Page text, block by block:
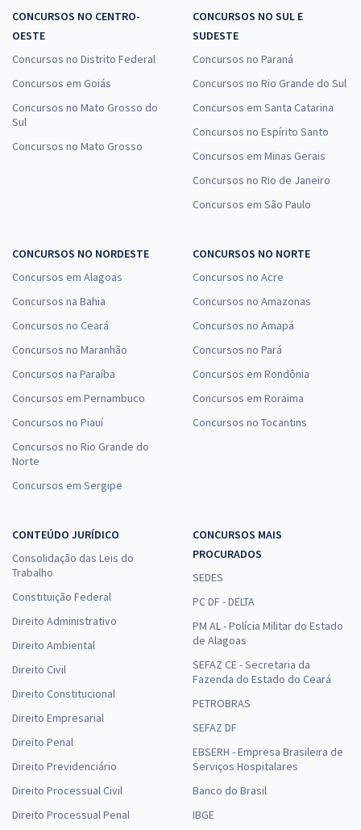
CONCURSOS NO CENTRO-
OESTE
Concursos no Distrito Federal
Concursos em Goiás
Concursos no Mato Grosso do
Sul
Concursos no Mato Grosso
CONCURSOS NO SUL E
SUDESTE
Concursos no Paraná
Concursos no Rio Grande do Sul
Concursos em Santa Catarina
Concursos no Espírito Santo
Concursos em Minas Gerais
Concursos no Rio de Janeiro
Concursos em São Paulo
CONCURSOS NO NORDESTE
Concursos em Alagoas
Concursos na Bahia
Concursos no Ceará
Concursos no Maranhão
Concursos na Paraíba
Concursos em Pernambuco
Concursos no Piauí
Concursos no Rio Grande do
Norte
Concursos em Sergipe
CONCURSOS NO NORTE
Concursos no Acre
Concursos no Amazonas
Concursos no Amapá
Concursos no Pará
Concursos em Rondônia
Concursos em Roraima
Concursos no Tocantins
CONTEÚDO JURÍDICO
Consolidação das Leis do
Trabalho
Constituição Federal
Direito Administrativo
Direito Ambiental
Direito Civil
Direito Constitucional
Direito Empresarial
Direito Penal
Direito Previdenciário
Direito Processual Civil
Direito Processual Penal
CONCURSOS MAIS
PROCURADOS
SEDES
PC DF - DELTA
PM AL - Polícia Militar do Estado
de Alagoas
SEFAZ CE - Secretaria da
Fazenda do Estado do Ceará
PETROBRAS
SEFAZ DF
EBSERH - Empresa Brasileira de
Serviços Hospitalares
Banco do Brasil
IBGE